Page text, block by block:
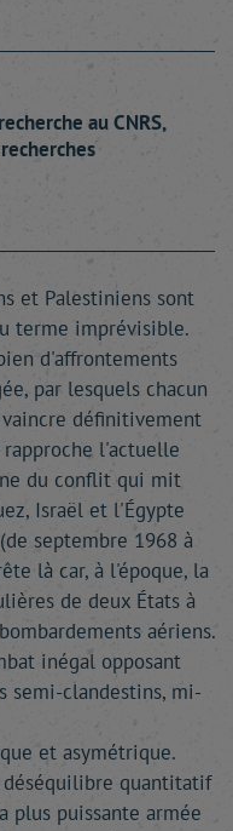
au CNRS,
et Palestiniens sont
terme imprévisible.
d'affrontements
par lesquels chacun
vaincre définitivement
l'actuelle
du conflit qui mit
Israël et l'Égypte
septembre 1968 à
là car, à l'époque, la
de deux États à
aériens.
inégal opposant
semi-clandestins, mi-
et asymétrique.
quantitatif
plus puissante armée